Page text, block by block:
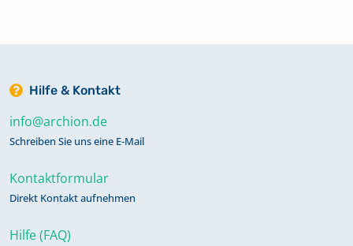
Hilfe & Kontakt
info@archion.de
Schreiben Sie uns eine E-Mail
Kontaktformular
Direkt Kontakt aufnehmen
Hilfe (FAQ)